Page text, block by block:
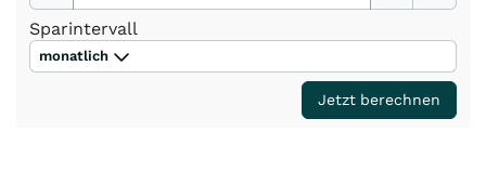
Sparintervall
monatlich
Jetzt berechnen